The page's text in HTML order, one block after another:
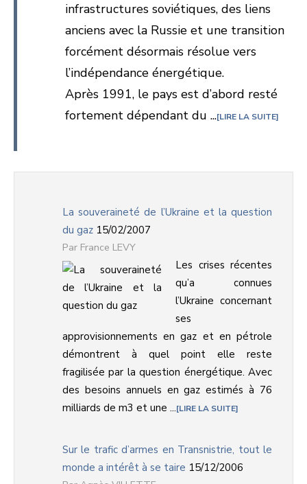
infrastructures soviétiques, des liens
anciens avec la Russie et une transition
forcément désormais résolue vers
l’indépendance énergétique.
Après 1991, le pays est d’abord resté
fortement dépendant du ... LIRE LA SUITE
La souveraineté de l’Ukraine et la question
du gaz 15/02/2007
France LEVY
Les crises récentes
qu’a connues
l’Ukraine concernant
ses
approvisionnements en gaz et en pétrole
démontrent à quel point elle reste
fragilisée par la question énergétique. Avec
des besoins annuels en gaz estimés à 76
milliards de m3 et une ... LIRE LA SUITE
Sur le trafic d’armes en Transnistrie, tout le
monde a intérêt à se taire 15/12/2006